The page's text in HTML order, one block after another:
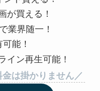
が買える！
業界随一！
能！
イン再生可能！
は掛かりません／